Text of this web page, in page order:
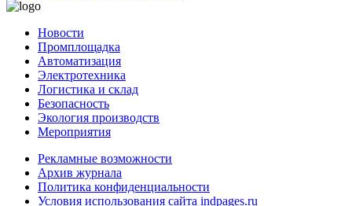
Новости
Промплощадка
Автоматизация
Электротехника
Логистика и склад
Безопасность
Экология производств
Мероприятия
Рекламные возможности
Архив журнала
Политика конфиденциальности
Условия использования сайта indpages.ru